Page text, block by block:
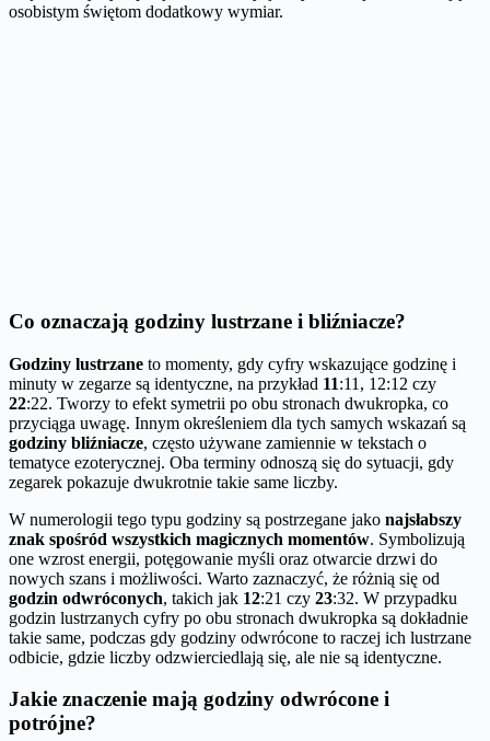
osobistym świętom dodatkowy wymiar.
Co oznaczają godziny lustrzane i bliźniacze?
Godziny lustrzane to momenty, gdy cyfry wskazujące godzinę i
minuty w zegarze są identyczne, na przykład 11:11, 12:12 czy
22:22. Tworzy to efekt symetrii po obu stronach dwukropka, co
przyciąga uwagę. Innym określeniem dla tych samych wskazań są
godziny bliźniacze, często używane zamiennie w tekstach o
tematyce ezoterycznej. Oba terminy odnoszą się do sytuacji, gdy
zegarek pokazuje dwukrotnie takie same liczby.
W numerologii tego typu godziny są postrzegane jako najsłabszy
znak spośród wszystkich magicznych momentów. Symbolizują
one wzrost energii, potęgowanie myśli oraz otwarcie drzwi do
nowych szans i możliwości. Warto zaznaczyć, że różnią się od
godzin odwróconych, takich jak 12:21 czy 23:32. W przypadku
godzin lustrzanych cyfry po obu stronach dwukropka są dokładnie
takie same, podczas gdy godziny odwrócone to raczej ich lustrzane
odbicie, gdzie liczby odzwierciedlają się, ale nie są identyczne.
Jakie znaczenie mają godziny odwrócone i
potrójne?